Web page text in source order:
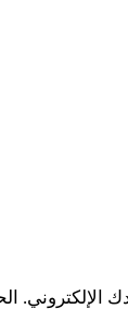
الإلكتروني.